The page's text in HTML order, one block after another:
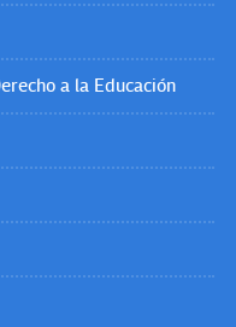
a la Educación